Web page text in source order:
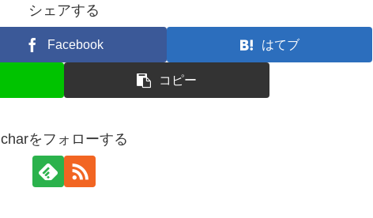
シェアする
Facebook はてブ
コピー
charをフォローする